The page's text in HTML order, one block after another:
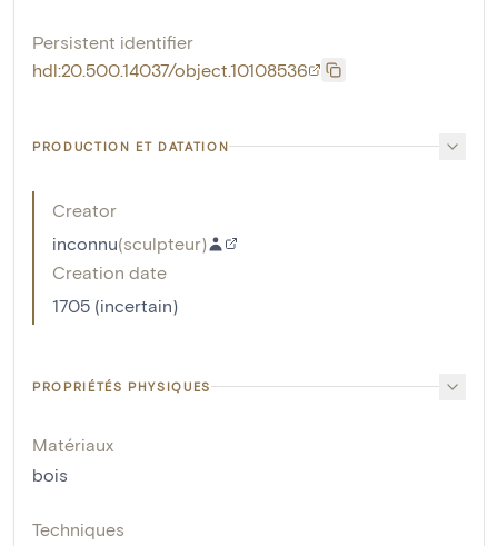
Persistent identifier
hdl:20.500.14037/object.10108536
PRODUCTION ET DATATION
Creator
inconnu(sculpteur)
Creation date
1705 (incertain)
PROPRIÉTÉS PHYSIQUES
Matériaux
bois
Techniques